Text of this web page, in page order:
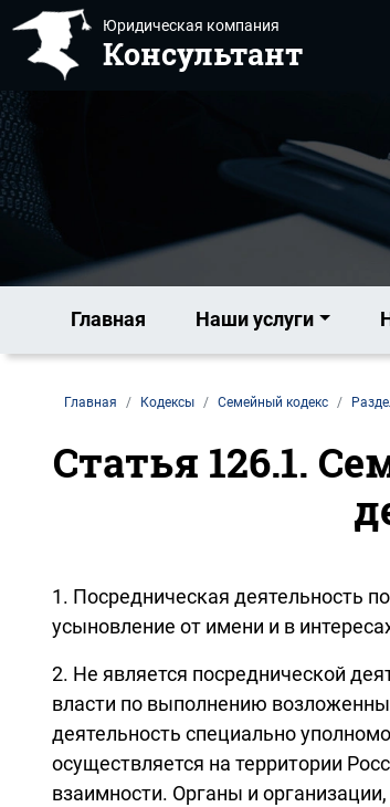
Юридическая компания
Консультант
Главная Наши услуги
Главная Кодексы Семейный кодекс
Статья 126.1.
1. Посредническая деятельность
усыновление от имени и в
2. Не является посреднической
власти по выполнению
деятельность специально
осуществляется на территории
взаимности. Органы и